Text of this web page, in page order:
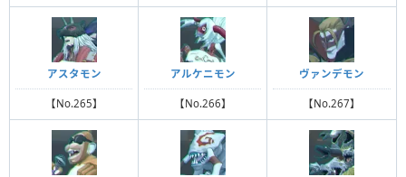
アスタモン
【No.265】
アルケニモン
【No.266】
ヴァンデモン
【No.267】